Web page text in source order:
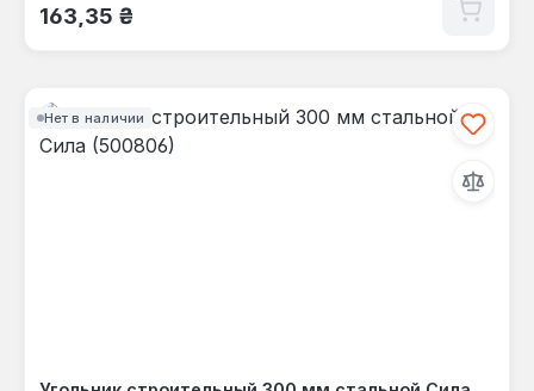
Обычная цена:
163,35 ₴
Нет в наличии